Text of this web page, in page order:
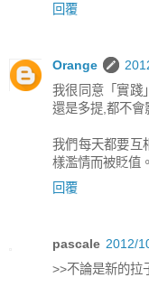
回覆
Orange
我很同意「實踐
還是多提,都不會
我們每天都要互
樣濫情而被貶值
回覆
pascale 2012/
>>不論是新的拉